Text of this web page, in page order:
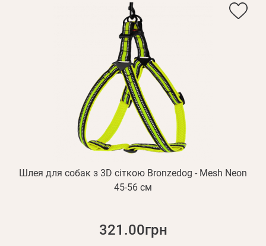
Шлея для собак з 3D сіткою Bronzedog - Mesh Neon
45-56 см
321.00грн